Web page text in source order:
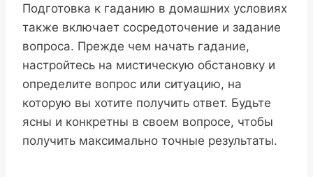
Подготовка к гаданию в домашних условиях
также включает сосредоточение и задание
вопроса. Прежде чем начать гадание,
настройтесь на мистическую обстановку и
определите вопрос или ситуацию, на
которую вы хотите получить ответ. Будьте
ясны и конкретны в своем вопросе, чтобы
получить максимально точные результаты.